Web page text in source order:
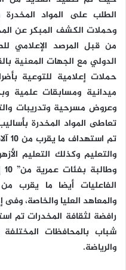
الطلب على المواد المخدرة
وحملات الكشف المبكر عن
من قبل المرصد الإعلامي
الدولي مع الجهات المعنية
حملات إعلامية للتوعية
ميدانية ومسابقات علمية
وعروض مسرحية وتدريبات
تعاطى المواد المخدرة
تم
الفاعليات أيضا ما يقرب
والمعاهد العليا والخاصة،
شباب بالمحافظات
والرياضة‪.‬